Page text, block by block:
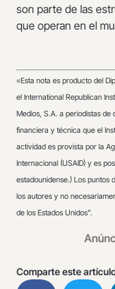
son parte de las
que operan en el
«Esta nota es producto del
el International Republican
Medios, S.A. a periodistas de
financiera y técnica que el
actividad es provista por la
Internacional (USAID) y es
estadounidense.) Los puntos
los autores y no
de los Estados Unidos”.
Comparte este